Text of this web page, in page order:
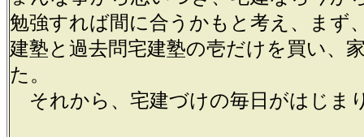
勉強すれば間に合うかもと考え、まず
建塾と過去問宅建塾の壱だけを買い、
た。
それから、宅建づけの毎日がはじま